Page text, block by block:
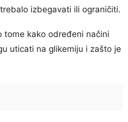
izbegavati ili ograničiti.
tome kako određeni načini
uticati na glikemiju i zašto je